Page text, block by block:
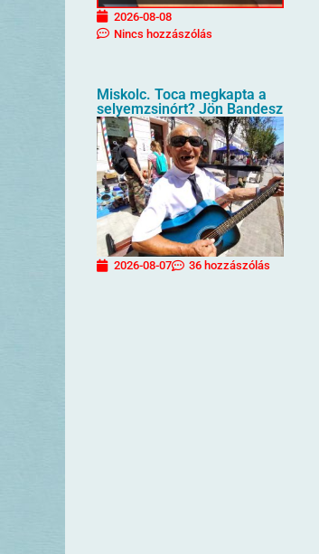
2026-08-08
Nincs hozzászólás
Miskolc. Toca megkapta a
selyemzsinórt? Jön Bandesz
2026-08-07 36 hozzászólás